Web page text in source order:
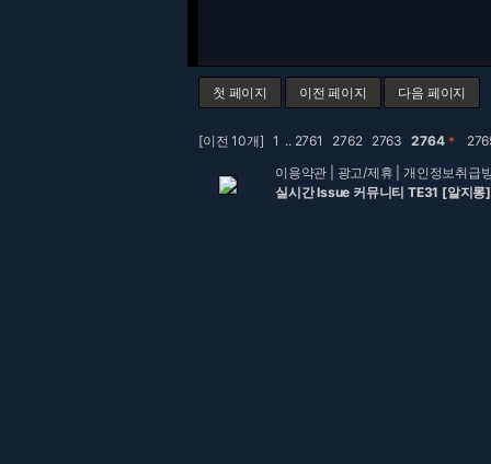
첫 페이지 이전 페이지 다음 페이지
[이전 10개] 1 ..2761 2762 2763 2764＊
이용약관
광고/제휴 |개인정보취급
실시간 Issue 커뮤니티 TE31 [알지